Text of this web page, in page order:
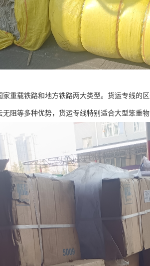
重载铁路和地方铁路两大类型。货运专线的
阻等多种优势，货运专线特别适合大型笨重物